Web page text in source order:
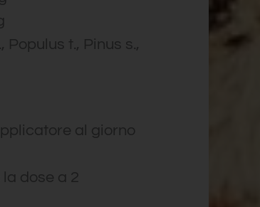
t., Pinus s.,
al giorno
dose a 2